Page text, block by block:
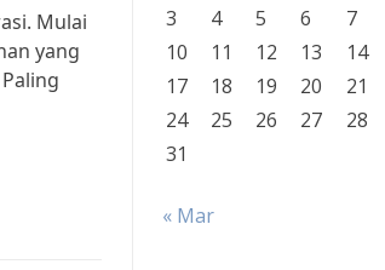
Mulai
yang
3
4 5 6 7
10
11 12 13 14
17
18 19 20 21
24
25 26 27 28
31
« Mar